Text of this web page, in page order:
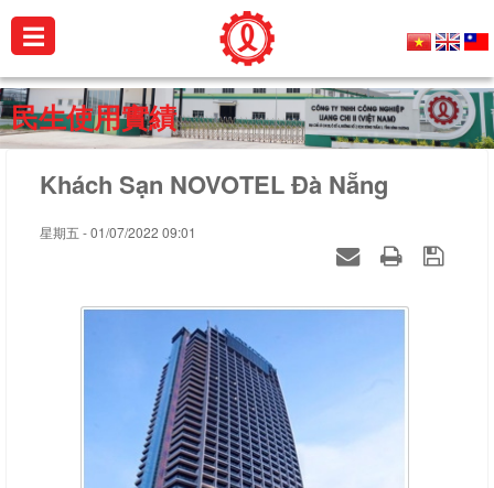
公
司
介
產
☰
民生使用實績
Khách Sạn NOVOTEL Đà Nẵng
星期五 - 01/07/2022 09:01